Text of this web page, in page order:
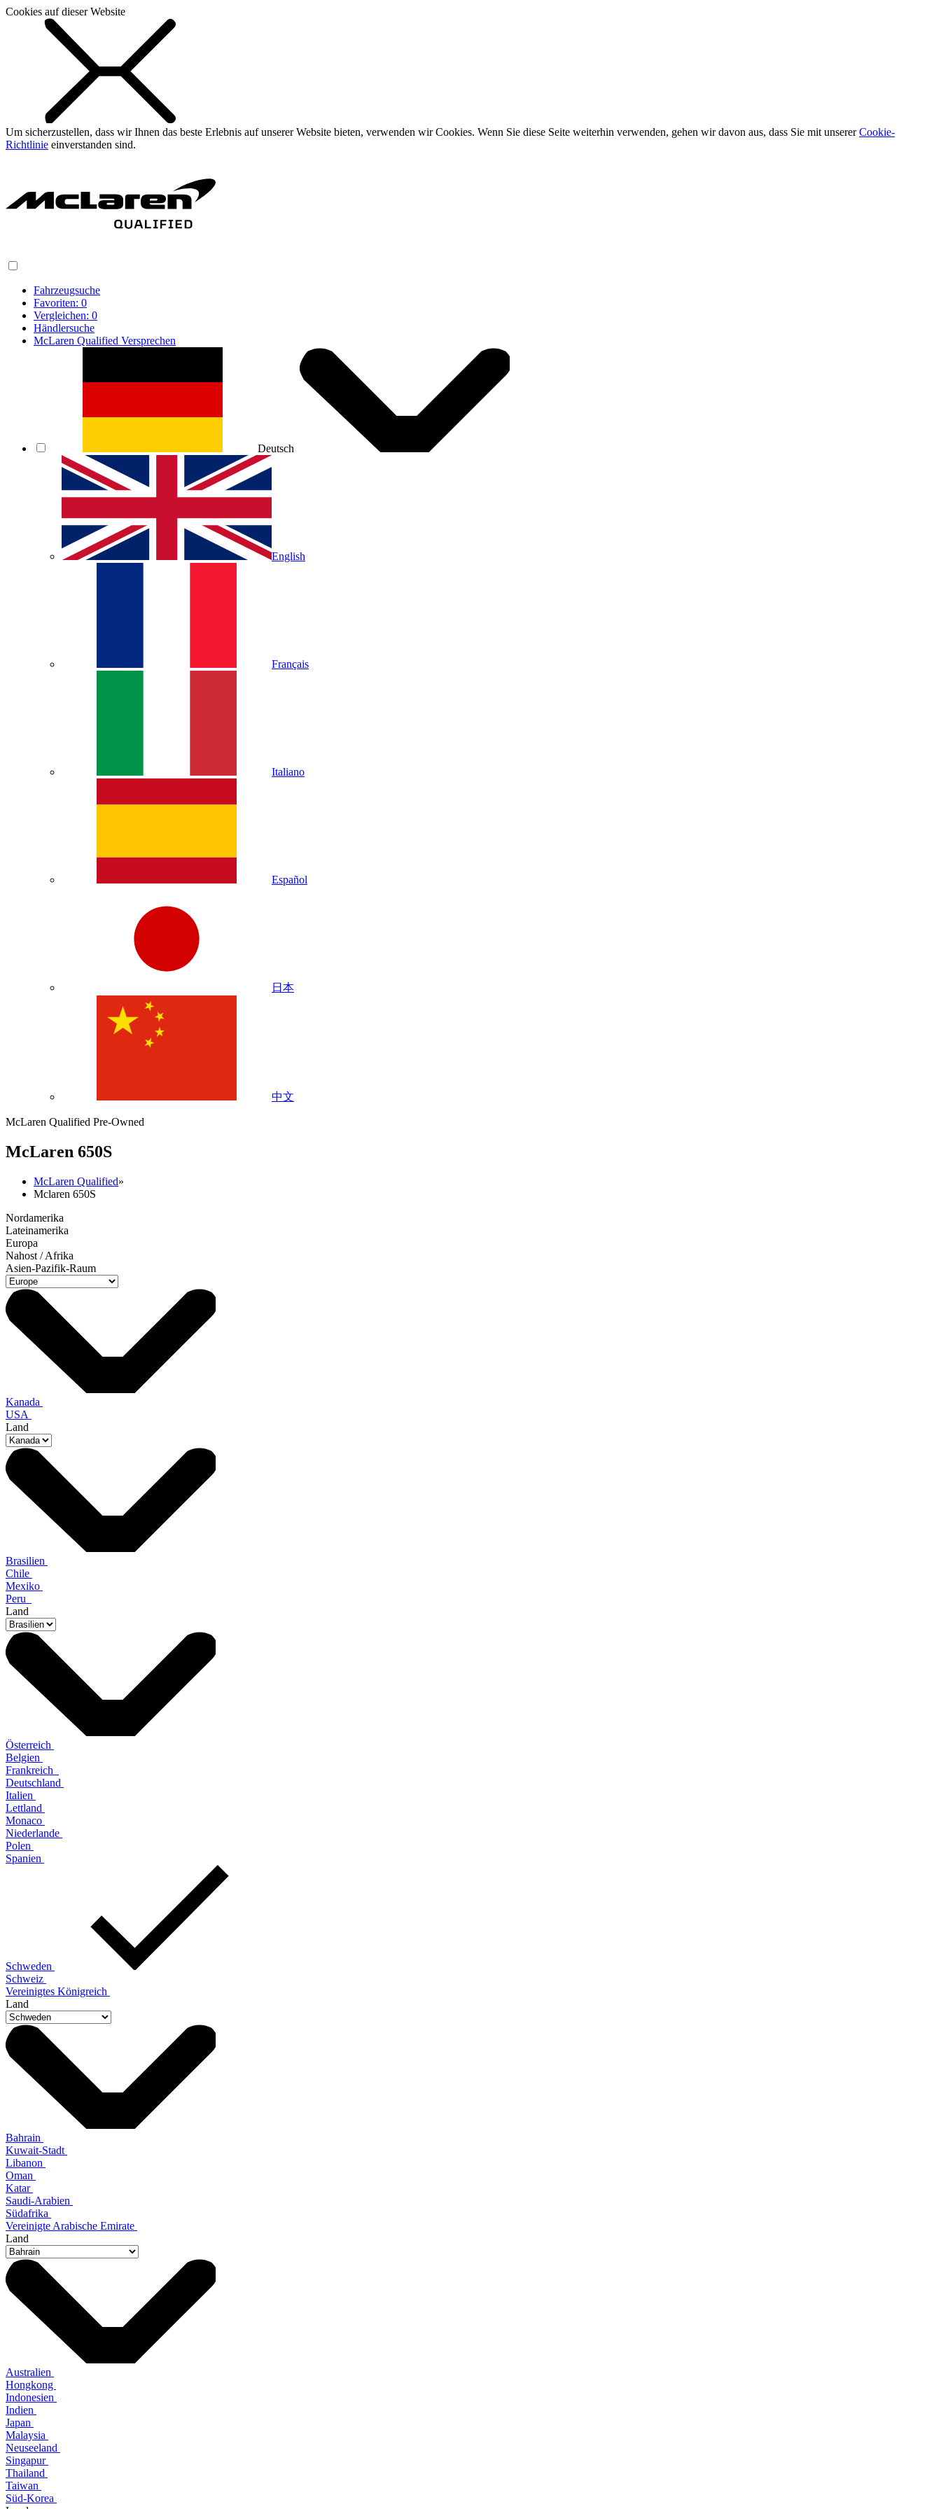
Cookies auf dieser Website
Um sicherzustellen, dass wir Ihnen das beste Erlebnis auf unserer Website bieten, verwenden wir Cookies. Wenn Sie diese Seite weiterhin verwenden, gehen wir davon aus, dass Sie mit unsererCookie-
Richtlinie einverstanden sind.
Fahrzeugsuche
Favoriten: 0
Vergleichen: 0
Händlersuche
McLaren Qualified Versprechen
Deutsch
English
Français
Italiano
Español
日本
中文
McLaren Qualified Pre-Owned
McLaren 650S
McLaren Qualified»
Mclaren 650S
Nordamerika
Lateinamerika
Europa
Nahost / Afrika
Asien-Pazifik-Raum
Kanada
USA
Land
Brasilien
Chile
Mexiko
Peru
Land
Österreich
Belgien
Frankreich
Deutschland
Italien
Lettland
Monaco
Niederlande
Polen
Spanien
Schweden
Schweiz
Vereinigtes Königreich
Land
Bahrain
Kuwait-Stadt
Libanon
Oman
Katar
Saudi-Arabien
Südafrika
Vereinigte Arabische Emirate
Land
Australien
Hongkong
Indonesien
Indien
Japan
Malaysia
Neuseeland
Singapur
Thailand
Taiwan
Süd-Korea